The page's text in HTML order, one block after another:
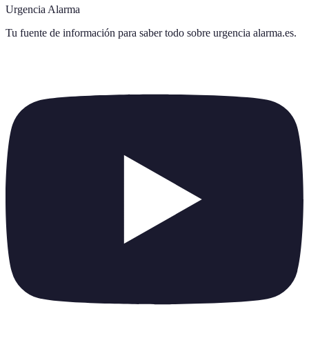
Urgencia Alarma
Tu fuente de información para saber todo sobre urgencia alarma.es.